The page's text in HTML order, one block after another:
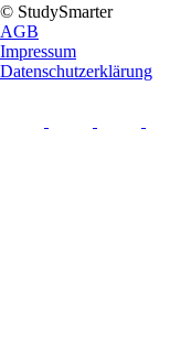
© StudySmarter
AGB
Impressum
Datenschutzerklärung